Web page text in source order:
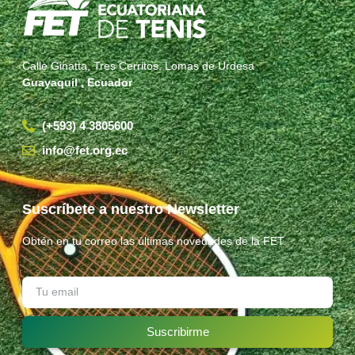
Calle Ginatta, Tres Cerritos, Lomas de Urdesa
Guayaquil , Ecuador
(+593) 4 3805600
info@fet.org.ec
Suscríbete a nuestro Newsletter
Obtén en tu correo las últimas novedades de la FET.
Suscribirme